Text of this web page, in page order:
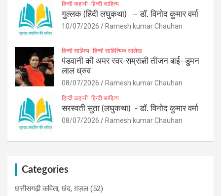
हिन्दी कहानी हिन्दी साहित्य
गुल्लक (हिंदी लघुकथा) – डॉ. विनोद कुमार वर्मा
10/07/2026 Ramesh kumar Chauhan
हिन्दी साहित्य हिन्दी साहित्यिक आलेख
पंडवानी की अमर स्वर-सम्राज्ञी तीजन बाई- डुमन
लाल ध्रुव
08/07/2026 Ramesh kumar Chauhan
हिन्दी कहानी हिन्दी साहित्य
सरस्वती सुता (लघुकथा) ​- डॉ. विनोद कुमार वर्मा
08/07/2026 Ramesh kumar Chauhan
Categories
छत्तीसगढ़ी कविता, छंद, ग़ज़ल (52)